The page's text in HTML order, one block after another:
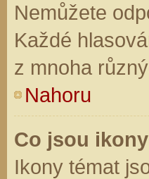
Nemůžete
Každé
z mnoha
Nahoru
Co jsou
Ikony témat